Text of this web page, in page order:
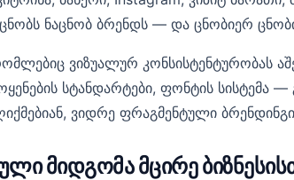
ნაცნობ ბრენდს — და ცნობიერ
ვიზუალურ კონსისტენტურობას
სტანდარტები, ფონტის სისტემა
ვიდრე ფრაგმენტული
მიდგომა მცირე